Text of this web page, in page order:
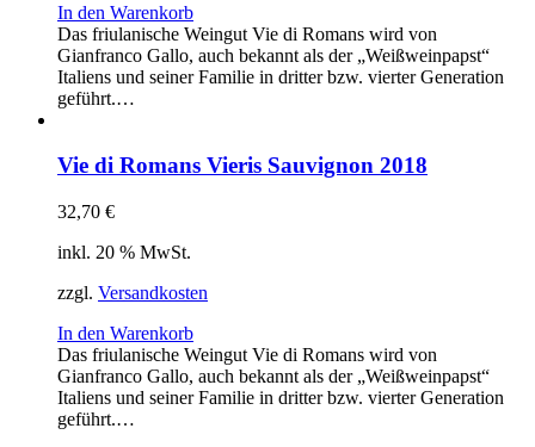
In den Warenkorb
Das friulanische Weingut Vie di Romans wird von
Gianfranco Gallo, auch bekannt als der „Weißweinpapst“
Italiens und seiner Familie in dritter bzw. vierter Generation
geführt.…
Vie di Romans Vieris Sauvignon 2018
32,70 €
inkl. 20 % MwSt.
zzgl. Versandkosten
In den Warenkorb
Das friulanische Weingut Vie di Romans wird von
Gianfranco Gallo, auch bekannt als der „Weißweinpapst“
Italiens und seiner Familie in dritter bzw. vierter Generation
geführt.…